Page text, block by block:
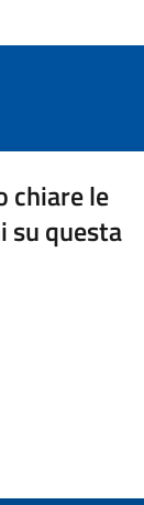
chiare le
su questa